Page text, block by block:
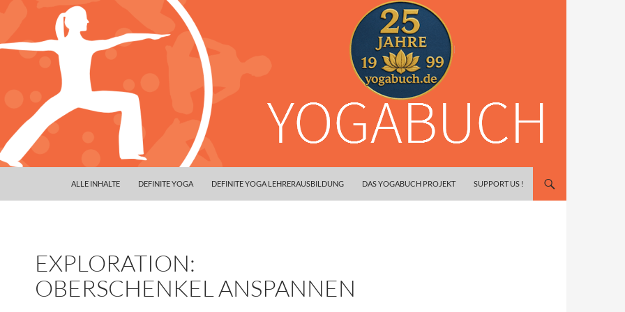
ALLE INHALTE DEFINITE YOGA DEFINITE YOGA LEHRERAUSBILDUNG DAS YOGABUCH PROJEKT SUPPORT US !
EXPLORATION:
OBERSCHENKEL ANSPANNEN